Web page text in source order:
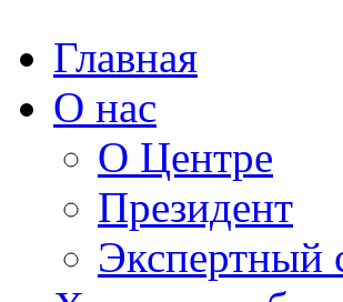
Главная
О нас
О Центре
Президент
Экспертный